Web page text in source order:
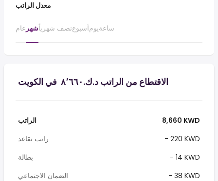
معدل الراتب
عام شهرنصف شهرياًأسبوعيومساعة
الاقتطاع من الراتب د.ك.‏٨٬٦٦٠ ‏ في الكويت
الراتب
8,660 KWD
راتب تقاعد
- 220 KWD
بطالة
- 14 KWD
الضمان الاجتماعي
- 38 KWD